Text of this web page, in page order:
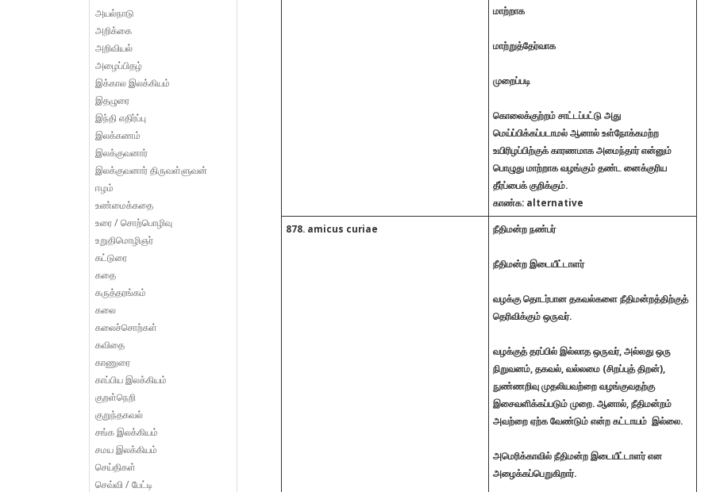
மாற்றாக
மாற்றுத்தேர்வாக
முறைப்படி
கொலைக்குற்றம் சாட்டப்பட்டு அது
மெய்ப்பிக்கப்படாமல் ஆனால் உள்நோக்கமற்ற
உயிரிழப்பிற்குக் காரணமாக அமைந்தார் என்னும்
பொழுது மாற்றாக வழங்கும் தண்ட னைக்குரிய
தீர்ப்பைக் குறிக்கும்.
காண்க: alternative
878. amicus curiae நீதிமன்ற நண்பர்
நீதிமன்ற இடையீட்டாளர்
வழக்கு தொடர்பான தகவல்களை நீதிமன்றத்திற்குத்
தெரிவிக்கும் ஒருவர்.
வழக்குத் தரப்பில் இல்லாத ஒருவர், அல்லது ஒரு
நிறுவனம், தகவல், வல்லமை (சிறப்புத் திறன்),
நுண்ணறிவு முதலியவற்றை வழங்குவதற்கு
இசைவளிக்கப்படும் முறை. ஆனால், நீதிமன்றம்
அவற்றை ஏற்க வேண்டும் என்ற கட்டாயம் இல்லை.
அமெரிக்காவில் நீதிமன்ற இடையீட்டாளர் என
அழைக்கப்பெறுகிறார்.
அயல்நாடு
அறிக்கை
அறிவியல்
அழைப்பிதழ்
இக்கால இலக்கியம்
இதழுரை
இந்தி எதிர்ப்பு
இலக்கணம்
இலக்குவனார்
இலக்குவனார் திருவள்ளுவன்
ஈழம்
உண்மைக்கதை
உரை / சொற்பொழிவு
உறுதிமொழிஞர்
கட்டுரை
கதை
கருத்தரங்கம்
கலை
கலைச்சொற்கள்
கவிதை
காணுரை
காப்பிய இலக்கியம்
குறள்நெறி
குறுந்தகவல்
சங்க இலக்கியம்
சமய இலக்கியம்
செய்திகள்
செவ்வி / பேட்டி